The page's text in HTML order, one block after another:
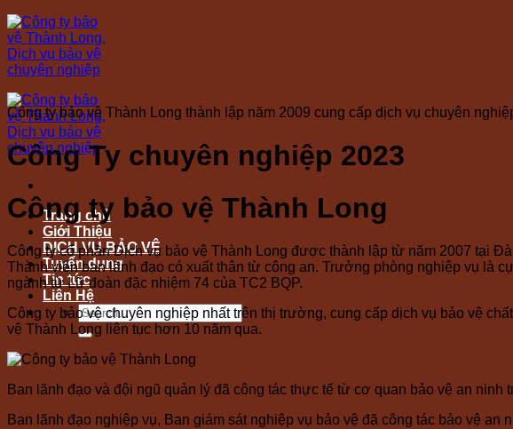
Skip
to
content
Trang chủ
Giới Thiệu
DỊCH VỤ BẢO VỆ
Tuyển dụng
Tin tức
Liên Hệ
Công ty bảo vệ Thành Long thành lập năm 2009 cung cấp dịch vụ chuyên
Công Ty chuyên nghiệp 2023
Công ty bảo vệ Thành Long
Công ty cổ phần Dịch vụ bảo vệ Thành Long được thành lập từ năm 2007 tại
Thành viên ban lãnh đạo có xuất thân từ công an. Trưởng phòng nghiệp vụ là
ngành từ Lữ đoàn đặc nhiệm 74 của TC2 BQP.
Công ty bảo vệ chuyên nghiệp nhất trên thị trường, cung cấp dịch vụ bảo vệ
vệ Thành Long liên tục hơn 10 năm qua.
Ban lãnh đạo và đội ngũ quản lý đã công tác thực tế từ cơ quan bảo vệ an
Ban lãnh đạo nghiệp vụ, Ban giám sát nghiệp vụ bảo vệ đã công tác bảo vệ